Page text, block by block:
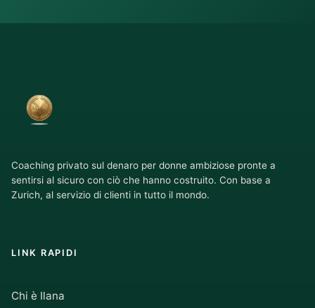
Coaching privato sul denaro per donne ambiziose pronte a
sentirsi al sicuro con ciò che hanno costruito. Con base a
Zurich, al servizio di clienti in tutto il mondo.
LINK RAPIDI
Chi è Ilana